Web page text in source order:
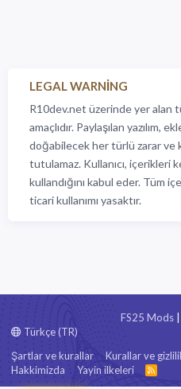
LEGAL WARNING
R10dev.net üzerinde yer alan
amaçlıdır. Paylaşılan yazılım,
doğabilecek her türlü zarar ve
tutulamaz. Kullanıcı, içerikleri
kullandığını kabul eder. Tüm
ticari kullanımı yasaktır.
FS25 Mods|
Türkçe (TR)
Şartlar ve kurallar
Kurallar ve
Hakkimizda
Yayin ilkeleri
R